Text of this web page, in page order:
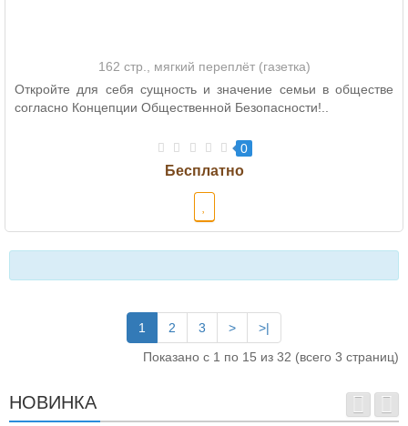
162 стр., мягкий переплёт (газетка)
Откройте для себя сущность и значение семьи в обществе
согласно Концепции Общественной Безопасности!..
0
1 2 3 >
>|
Показано с 1 по 15 из 32 (всего 3 страниц)
НОВИНКА